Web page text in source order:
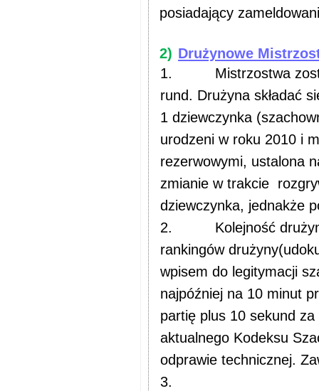
posiadający
2) Drużynowe
1.
Mistrzostwa
rund. Drużyna składać
1 dziewczynka
urodzeni w roku 2010 i
rezerwowymi, ustalona
zmianie w trakcie
dziewczynka, jednakże
2.
Kolejność
rankingów
wpisem do legitymacji
najpóźniej na 10 minut
partię plus 10 sekund
aktualnego Kodeksu
odprawie technicznej.
3.